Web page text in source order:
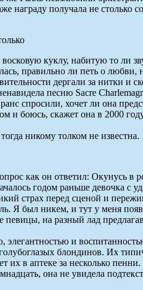
получала не столько
куклу, набитую то ли
правильно ли петь о
дергали за нитки и
песню Sacre
спросили, хочет ли она
и боюсь, скажет она в 2000
никому толком не известна.
как он ответил:
годом раньше девочка с
страх перед сценой и
Я был никем, и тут у меня
певицы, на разный лад
элегантностью и
блондинов. Их
в аптеке за несколько
она не увидела